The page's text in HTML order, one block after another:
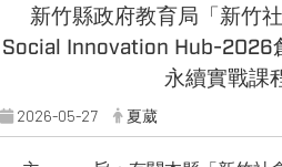
新竹縣政府教育局「新竹
Social Innovation Hub-2026
永續實戰課
2026-05-27 夏葳